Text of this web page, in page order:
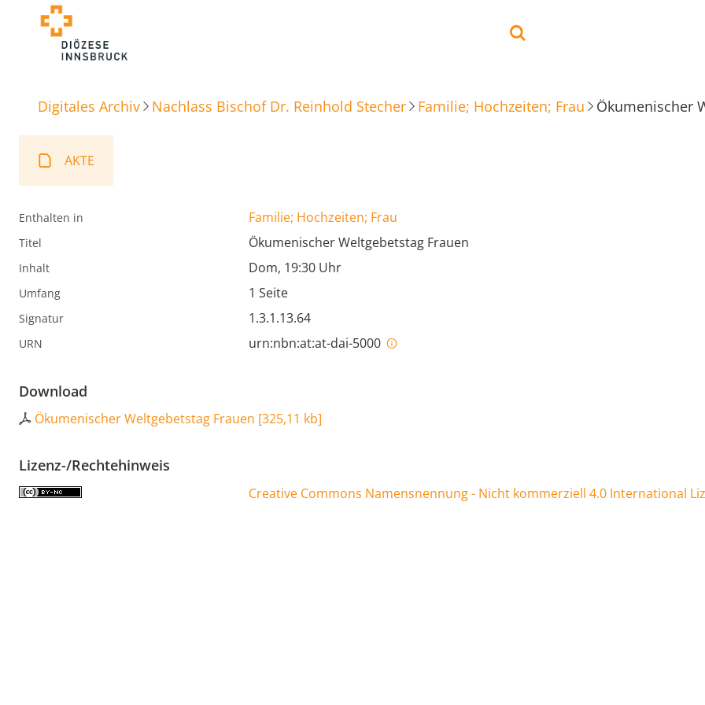
Digitales Archiv Nachlass Bischof Dr. Reinhold Stecher Familie; Hochzeiten; Frau Ökumenischer
AKTE
Enthalten in Familie; Hochzeiten; Frau
Titel Ökumenischer Weltgebetstag Frauen
Inhalt Dom, 19:30 Uhr
Umfang 1 Seite
Signatur 1.3.1.13.64
URN urn:nbn:at:at-dai-5000
Download
Ökumenischer Weltgebetstag Frauen [325,11 kb]
Lizenz-/Rechtehinweis
Creative Commons Namensnennung - Nicht kommerziell 4.0 International